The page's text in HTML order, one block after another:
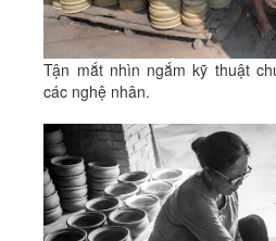
Tận mắt nhìn ngắm kỹ thuật
các nghệ nhân.